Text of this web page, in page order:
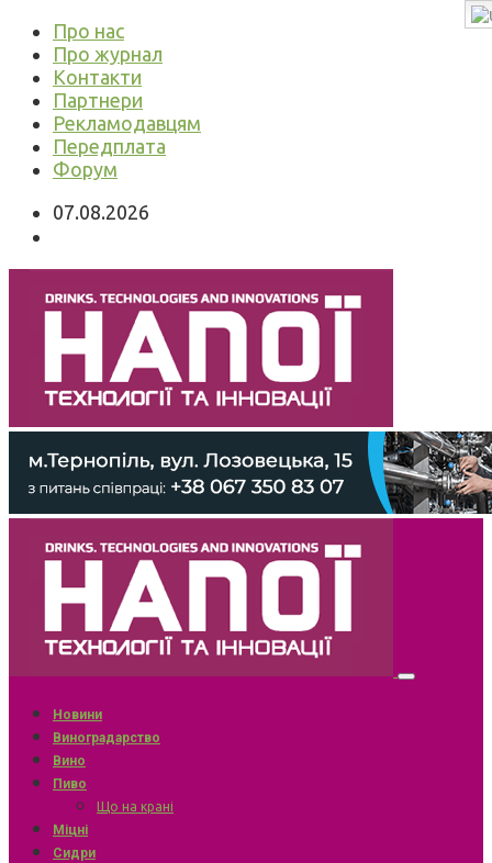
Про нас
Про журнал
Контакти
Партнери
Рекламодавцям
Передплата
Форум
07.08.2026
Новини
Виноградарство
Вино
Пиво
Що на крані
Міцні
Сидри